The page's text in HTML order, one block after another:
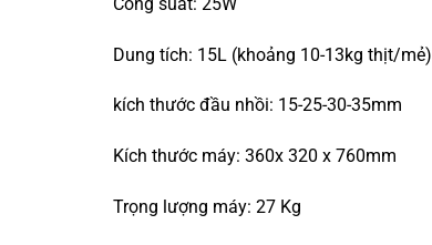
Dung tích: 15L (khoảng 10-13kg thịt/mẻ)
kích thước đầu nhồi: 15-25-30-35mm
Kích thước máy: 360x 320 x 760mm
Trọng lượng máy: 27 Kg